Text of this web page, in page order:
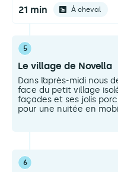
21 min À cheval
5
Le village de Novella
Dans l’après-midi nous
face du petit village
façades et ses jolis
pour une nuitée en
6